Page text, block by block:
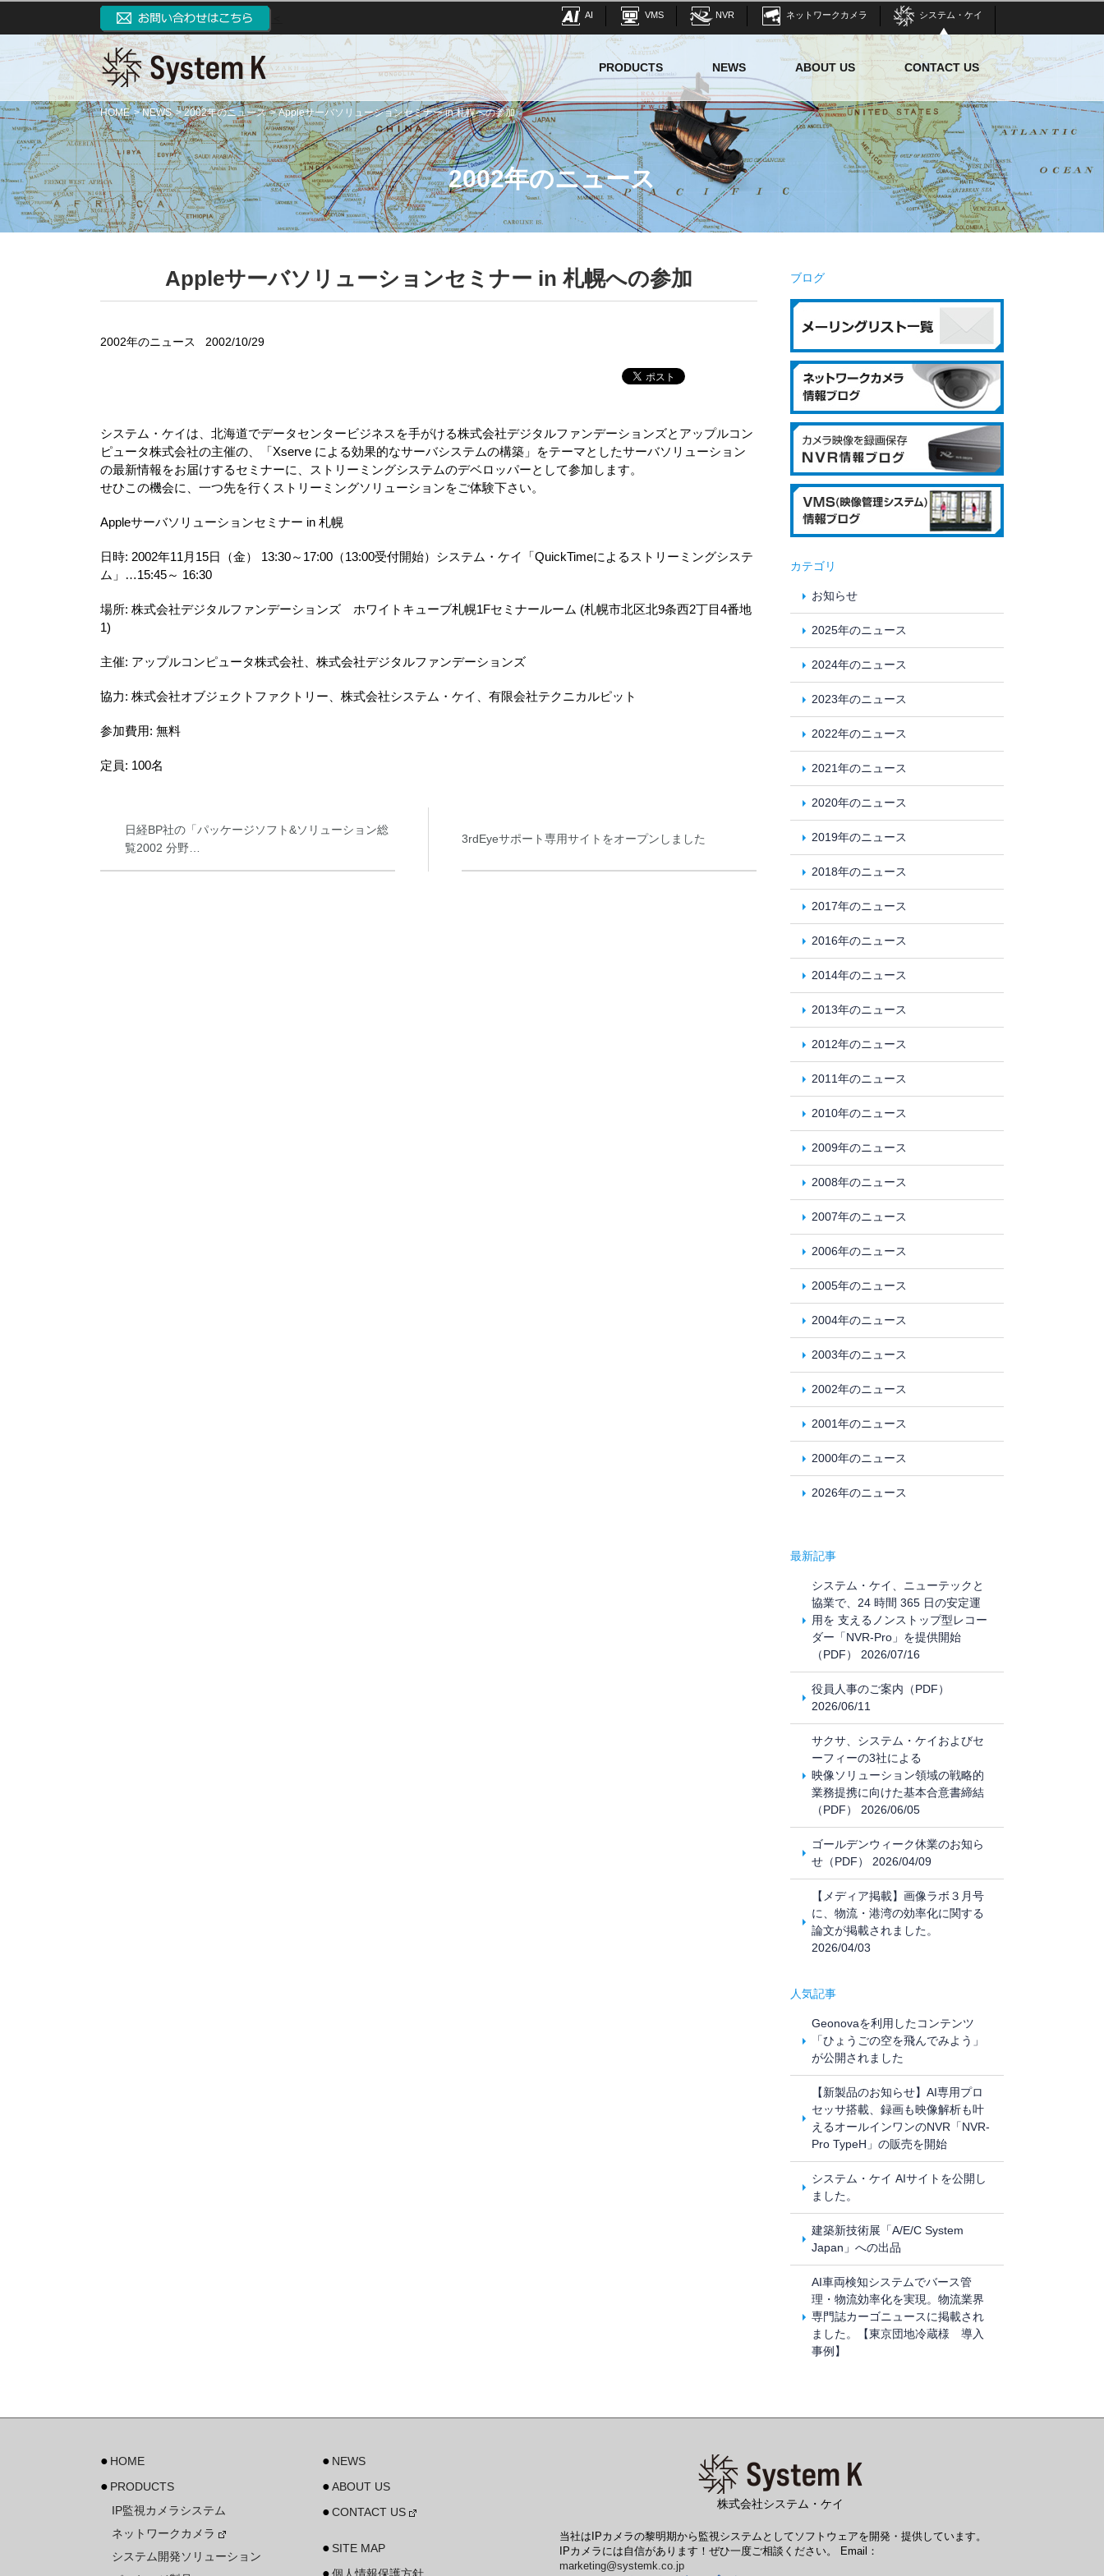
AI VMS NVR ネットワークカメラ システム・ケイ
PRODUCTS NEWS ABOUT US CONTACT US
HOME NEWS 2002年のニュース Appleサーバソリューションセミナー in 札幌への参加
2002年のニュース
Appleサーバソリューションセミナー in 札幌への参加
2002年のニュース 2002/10/29
システム・ケイは、北海道でデータセンタービジネスを手がける株式会社デジタルファンデーションズとアップルコン
ピュータ株式会社の主催の、「Xserve による効果的なサーバシステムの構築」をテーマとしたサーバソリューション
の最新情報をお届けするセミナーに、ストリーミングシステムのデベロッパーとして参加します。
せひこの機会に、一つ先を行くストリーミングソリューションをご体験下さい。
Appleサーバソリューションセミナー in 札幌
日時: 2002年11月15日（金） 13:30～17:00（13:00受付開始）システム・ケイ「QuickTimeによるストリーミングシステ
ム」…15:45～ 16:30
場所: 株式会社デジタルファンデーションズ ホワイトキューブ札幌1Fセミナールーム (札幌市北区北9条西2丁目4番地
1)
主催: アップルコンピュータ株式会社、株式会社デジタルファンデーションズ
協力: 株式会社オブジェクトファクトリー、株式会社システム・ケイ、有限会社テクニカルピット
参加費用: 無料
定員: 100名
日経BP社の「パッケージソフト&ソリューション総
覧2002 分野…
3rdEyeサポート専用サイトをオープンしました
ブログ
カテゴリ
お知らせ
2025年のニュース
2024年のニュース
2023年のニュース
2022年のニュース
2021年のニュース
2020年のニュース
2019年のニュース
2018年のニュース
2017年のニュース
2016年のニュース
2014年のニュース
2013年のニュース
2012年のニュース
2011年のニュース
2010年のニュース
2009年のニュース
2008年のニュース
2007年のニュース
2006年のニュース
2005年のニュース
2004年のニュース
2003年のニュース
2002年のニュース
2001年のニュース
2000年のニュース
2026年のニュース
最新記事
システム・ケイ、ニューテックと
協業で、24 時間 365 日の安定運
用を 支えるノンストップ型レコー
ダー「NVR-Pro」を提供開始
（PDF） 2026/07/16
役員人事のご案内（PDF）
2026/06/11
サクサ、システム・ケイおよびセ
ーフィーの3社による
映像ソリューション領域の戦略的
業務提携に向けた基本合意書締結
（PDF） 2026/06/05
ゴールデンウィーク休業のお知ら
せ（PDF） 2026/04/09
【メディア掲載】画像ラボ３月号
に、物流・港湾の効率化に関する
論文が掲載されました。
2026/04/03
人気記事
Geonovaを利用したコンテンツ
「ひょうごの空を飛んでみよう」
が公開されました
【新製品のお知らせ】AI専用プロ
セッサ搭載、録画も映像解析も叶
えるオールインワンのNVR「NVR-
Pro TypeH」の販売を開始
システム・ケイ AIサイトを公開し
ました。
建築新技術展「A/E/C System
Japan」への出品
AI車両検知システムでバース管
理・物流効率化を実現。物流業界
専門誌カーゴニュースに掲載され
ました。【東京団地冷蔵様 導入
事例】
HOME
PRODUCTS
IP監視カメラシステム
ネットワークカメラ
システム開発ソリューション
NEWS
ABOUT US
CONTACT US
SITE MAP
株式会社システム・ケイ
当社はIPカメラの黎明期から監視システムとしてソフトウェアを開発・提供しています。
IPカメラには自信があります！ぜひ一度ご相談ください。 Email：
marketing@systemk.co.jp